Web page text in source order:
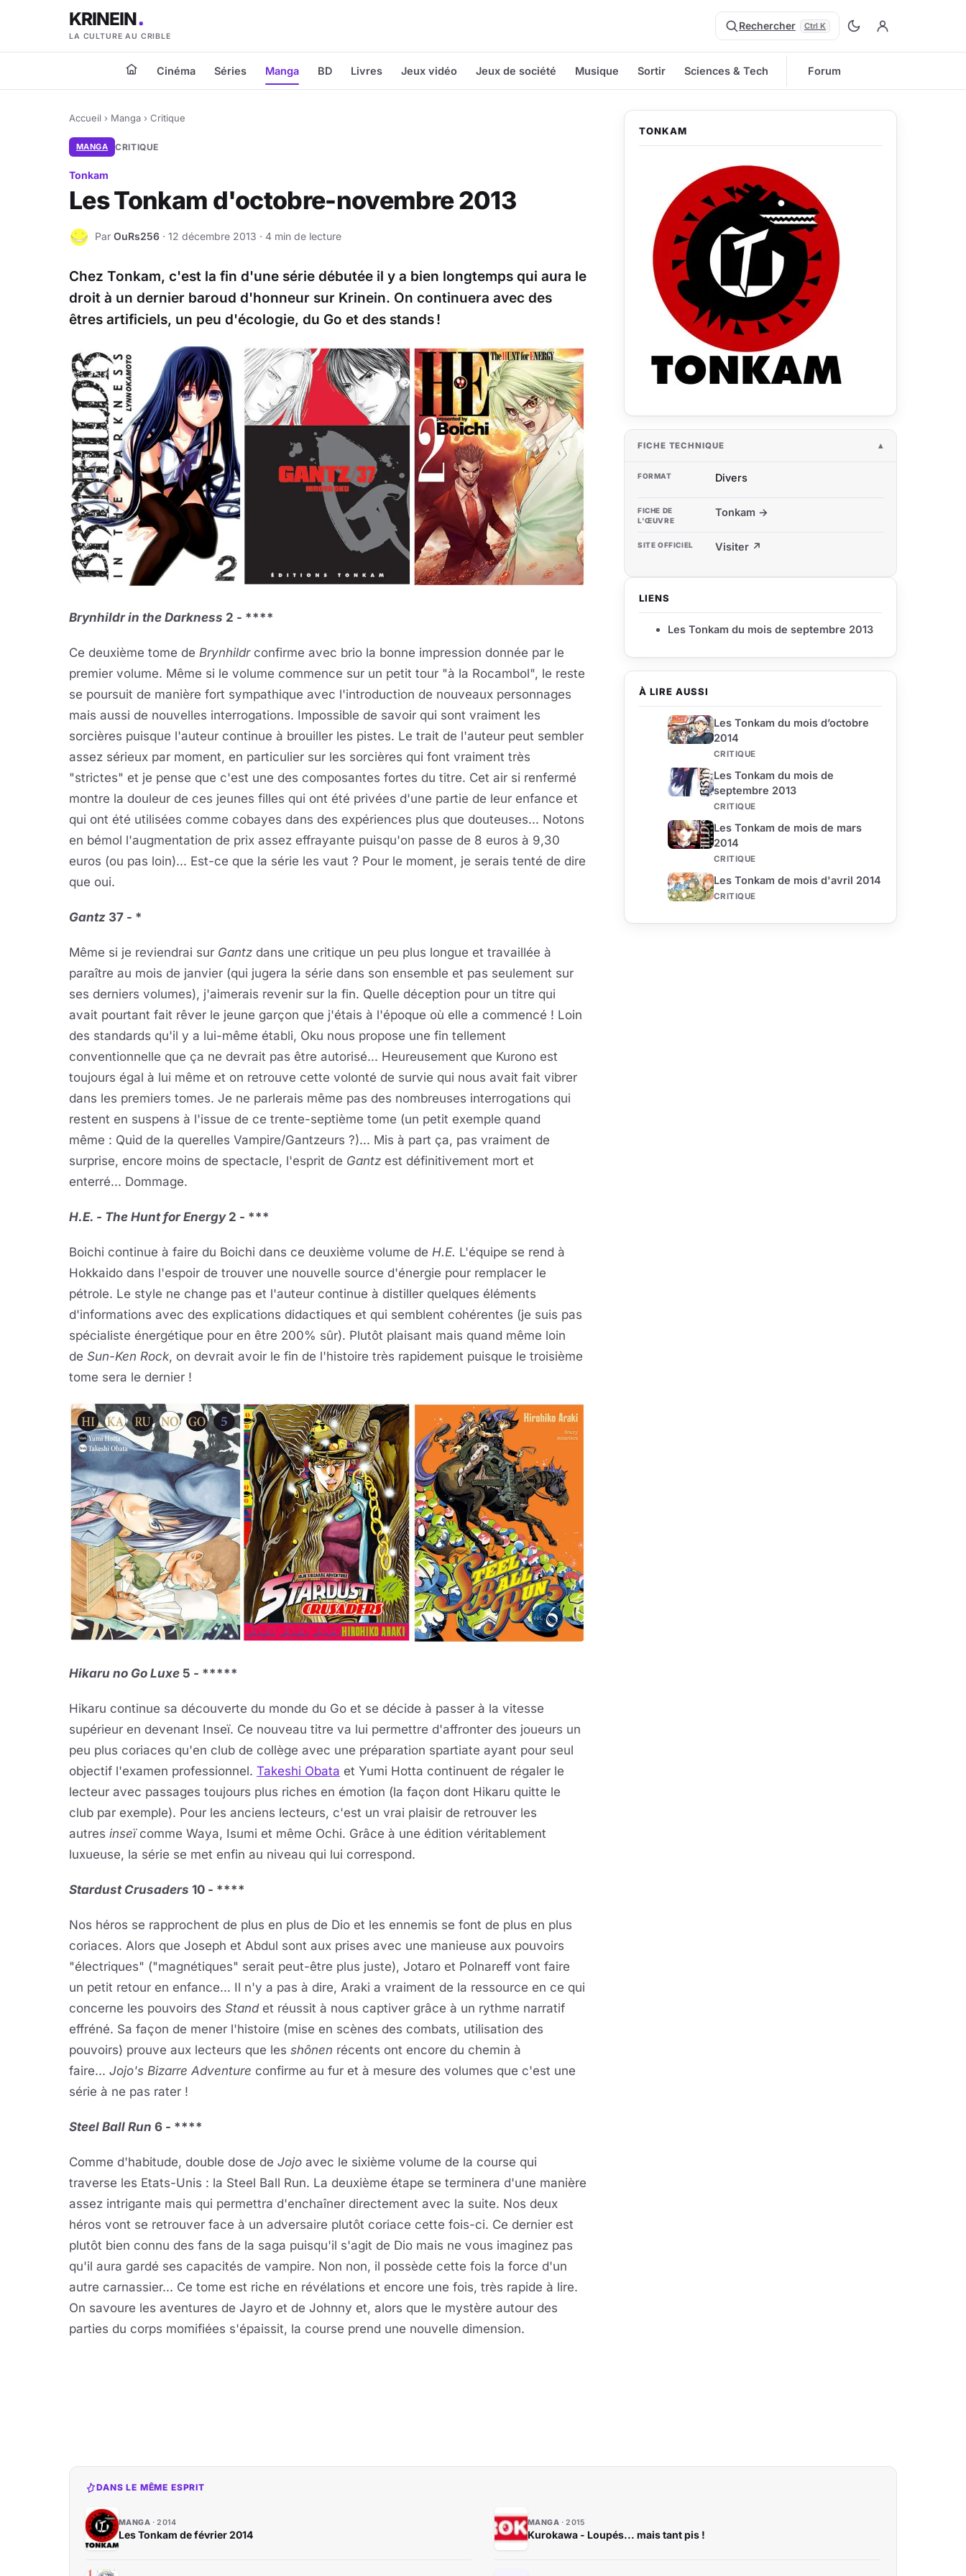
KRINEIN
LA CULTURE AU CRIBLE
Rechercher Ctrl K
Cinéma Séries Manga BD Livres Jeux vidéo Jeux de société Musique Sortir Sciences & Tech Forum
Accueil › Manga › Critique
MANGA CRITIQUE
Tonkam
Les Tonkam d'octobre-novembre 2013
O Par OuRs256 · 12 décembre 2013 · 4 min de lecture
Chez Tonkam, c'est la fin d'une série débutée il y a bien longtemps qui aura le
droit à un dernier baroud d'honneur sur Krinein. On continuera avec des
êtres artificiels, un peu d'écologie, du Go et des stands !
Brynhildr in the Darkness 2 - ****
Ce deuxième tome de Brynhildr confirme avec brio la bonne impression donnée par le
premier volume. Même si le volume commence sur un petit tour "à la Rocambol", le reste
se poursuit de manière fort sympathique avec l'introduction de nouveaux personnages
mais aussi de nouvelles interrogations. Impossible de savoir qui sont vraiment les
sorcières puisque l'auteur continue à brouiller les pistes. Le trait de l'auteur peut sembler
assez sérieux par moment, en particulier sur les sorcières qui font vraiment très
"strictes" et je pense que c'est une des composantes fortes du titre. Cet air si renfermé
montre la douleur de ces jeunes filles qui ont été privées d'une partie de leur enfance et
qui ont été utilisées comme cobayes dans des expériences plus que douteuses... Notons
en bémol l'augmentation de prix assez effrayante puisqu'on passe de 8 euros à 9,30
euros (ou pas loin)... Est-ce que la série les vaut ? Pour le moment, je serais tenté de dire
que oui.
Gantz 37 - *
Même si je reviendrai sur Gantz dans une critique un peu plus longue et travaillée à
paraître au mois de janvier (qui jugera la série dans son ensemble et pas seulement sur
ses derniers volumes), j'aimerais revenir sur la fin. Quelle déception pour un titre qui
avait pourtant fait rêver le jeune garçon que j'étais à l'époque où elle a commencé ! Loin
des standards qu'il y a lui-même établi, Oku nous propose une fin tellement
conventionnelle que ça ne devrait pas être autorisé... Heureusement que Kurono est
toujours égal à lui même et on retrouve cette volonté de survie qui nous avait fait vibrer
dans les premiers tomes. Je ne parlerais même pas des nombreuses interrogations qui
restent en suspens à l'issue de ce trente-septième tome (un petit exemple quand
même : Quid de la querelles Vampire/Gantzeurs ?)... Mis à part ça, pas vraiment de
surprise, encore moins de spectacle, l'esprit de Gantz est définitivement mort et
enterré... Dommage.
H.E. - The Hunt for Energy 2 - ***
Boichi continue à faire du Boichi dans ce deuxième volume de H.E. L'équipe se rend à
Hokkaido dans l'espoir de trouver une nouvelle source d'énergie pour remplacer le
pétrole. Le style ne change pas et l'auteur continue à distiller quelques éléments
d'informations avec des explications didactiques et qui semblent cohérentes (je suis pas
spécialiste énergétique pour en être 200% sûr). Plutôt plaisant mais quand même loin
de Sun-Ken Rock, on devrait avoir le fin de l'histoire très rapidement puisque le troisième
tome sera le dernier !
Hikaru no Go Luxe 5 - *****
Hikaru continue sa découverte du monde du Go et se décide à passer à la vitesse
supérieur en devenant Inseï. Ce nouveau titre va lui permettre d'affronter des joueurs un
peu plus coriaces qu'en club de collège avec une préparation spartiate ayant pour seul
objectif l'examen professionnel. Takeshi Obata et Yumi Hotta continuent de régaler le
lecteur avec passages toujours plus riches en émotion (la façon dont Hikaru quitte le
club par exemple). Pour les anciens lecteurs, c'est un vrai plaisir de retrouver les
autres inseïcomme Waya, Isumi et même Ochi. Grâce à une édition véritablement
luxueuse, la série se met enfin au niveau qui lui correspond.
Stardust Crusaders 10 - ****
Nos héros se rapprochent de plus en plus de Dio et les ennemis se font de plus en plus
coriaces. Alors que Joseph et Abdul sont aux prises avec une manieuse aux pouvoirs
"électriques" ("magnétiques" serait peut-être plus juste), Jotaro et Polnareff vont faire
un petit retour en enfance... Il n'y a pas à dire, Araki a vraiment de la ressource en ce qui
concerne les pouvoirs des Stand et réussit à nous captiver grâce à un rythme narratif
effréné. Sa façon de mener l'histoire (mise en scènes des combats, utilisation des
pouvoirs) prouve aux lecteurs que les shônen récents ont encore du chemin à
faire... Jojo's Bizarre Adventure confirme au fur et à mesure des volumes que c'est une
série à ne pas rater !
Steel Ball Run 6 - ****
Comme d'habitude, double dose de Jojo avec le sixième volume de la course qui
traverse les Etats-Unis : la Steel Ball Run. La deuxième étape se terminera d'une manière
assez intrigante mais qui permettra d'enchaîner directement avec la suite. Nos deux
héros vont se retrouver face à un adversaire plutôt coriace cette fois-ci. Ce dernier est
plutôt bien connu des fans de la saga puisqu'il s'agit de Dio mais ne vous imaginez pas
qu'il aura gardé ses capacités de vampire. Non non, il possède cette fois la force d'un
autre carnassier... Ce tome est riche en révélations et encore une fois, très rapide à lire.
On savoure les aventures de Jayro et de Johnny et, alors que le mystère autour des
parties du corps momifiées s'épaissit, la course prend une nouvelle dimension.
À LIRE AUSSI
Les Tonkam du mois d’octobre
2014
CRITIQUE
Les Tonkam du mois de
septembre 2013
CRITIQUE
Les Tonkam de mois de mars
2014
CRITIQUE
Les Tonkam de mois d'avril 2014
CRITIQUE
TONKAM
FICHE TECHNIQUE
FORMAT Divers
FICHE DE
L'ŒUVRE
Tonkam →
SITE OFFICIEL Visiter ↗
LIENS
Les Tonkam du mois de septembre 2013
DANS LE MÊME ESPRIT
MANGA 2014
Les Tonkam de février 2014
MANGA 2015
Kurokawa - Loupés... mais tant pis !